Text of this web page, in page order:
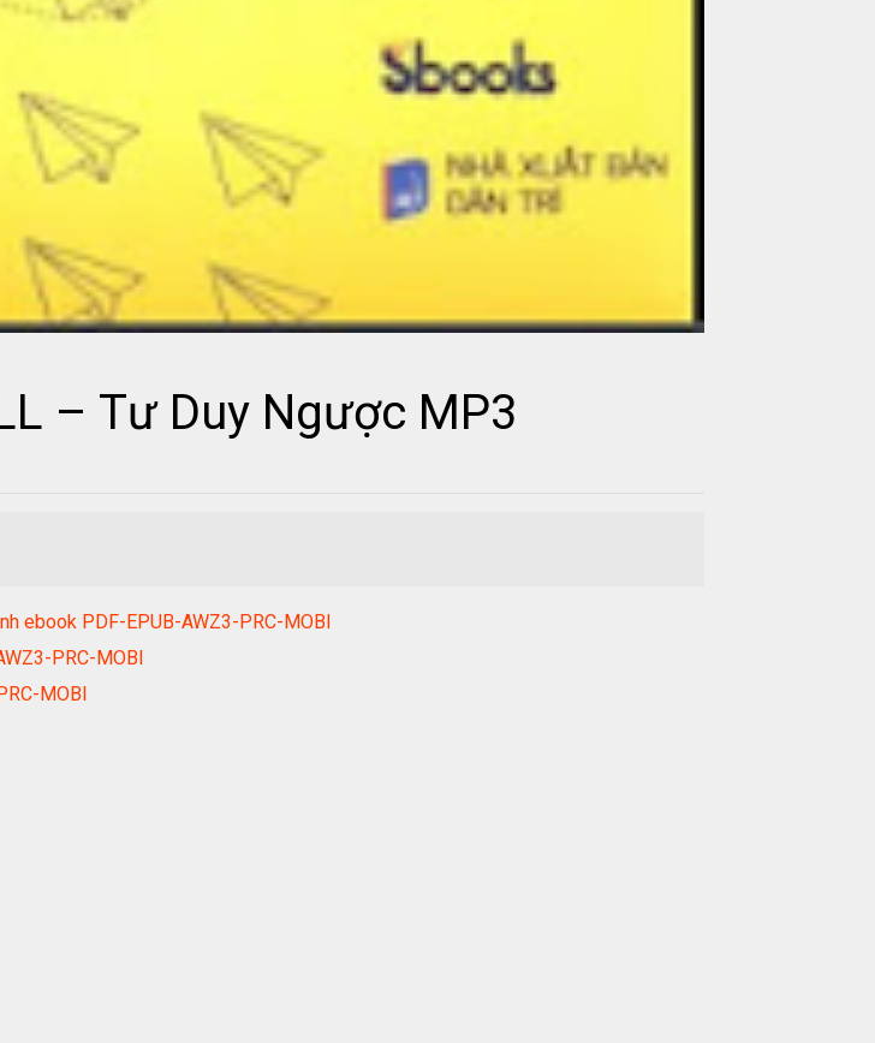
– Tư Duy Ngược MP3
ebook PDF-EPUB-AWZ3-PRC-MOBI
PRC-MOBI
MOBI